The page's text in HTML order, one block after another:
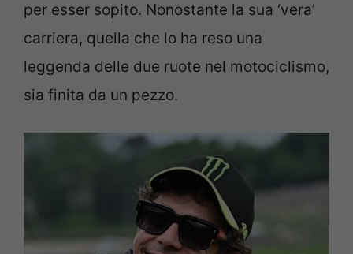
per esser sopito. Nonostante la sua ‘vera’
carriera, quella che lo ha reso una
leggenda delle due ruote nel motociclismo,
sia finita da un pezzo.